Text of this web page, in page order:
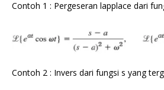
Contoh 1 : Pergeseran lapplace dari
Contoh 2 : Invers dari fungsi s yang